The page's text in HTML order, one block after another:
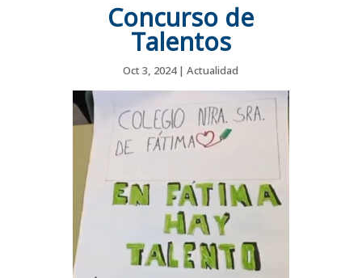
Concurso de
Talentos
Oct 3, 2024|Actualidad